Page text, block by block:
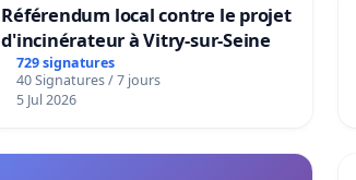
Référendum local contre le projet
d'incinérateur à Vitry-sur-Seine
729 signatures
40 Signatures / 7 jours
5 Jul 2026